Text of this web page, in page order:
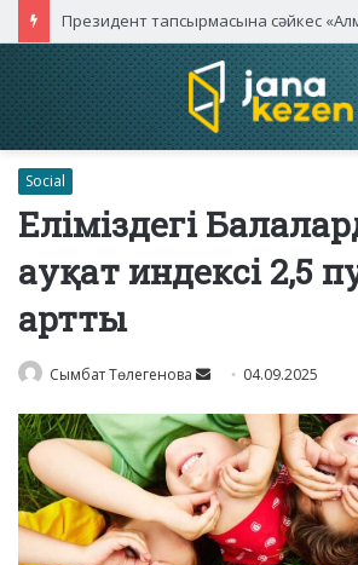
Social
Еліміздегі
ауқат индексі 2,5
артты
Сымбат Төлегенова
Send
email
04.09.2025